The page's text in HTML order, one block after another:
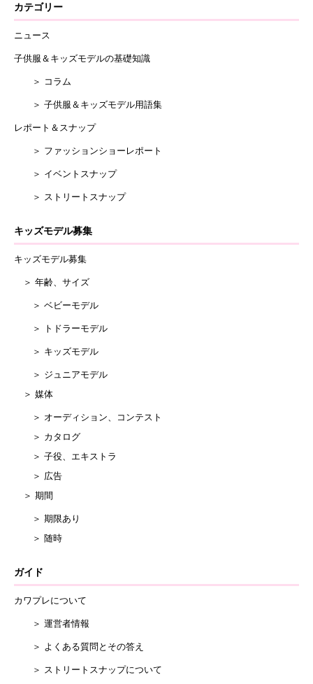
カテゴリー
ニュース
子供服＆キッズモデルの基礎知識
＞ コラム
＞ 子供服＆キッズモデル用語集
レポート＆スナップ
＞ ファッションショーレポート
＞ イベントスナップ
＞ ストリートスナップ
キッズモデル募集
キッズモデル募集
＞ 年齢、サイズ
＞ ベビーモデル
＞ トドラーモデル
＞ キッズモデル
＞ ジュニアモデル
＞ 媒体
＞ オーディション、コンテスト
＞ カタログ
＞ 子役、エキストラ
＞ 広告
＞ 期間
＞ 期限あり
＞ 随時
ガイド
カワプレについて
＞ 運営者情報
＞ よくある質問とその答え
＞ ストリートスナップについて